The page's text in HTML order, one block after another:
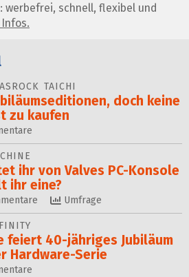
werbefrei, schnell, flexibel und
TAICHI
doch keine
zu kaufen
ihr von Valves PC-Konsole
ihr eine?
Umfrage
feiert 40-jähriges Jubiläum
Hardware-Serie